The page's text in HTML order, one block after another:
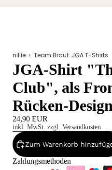
nillie › Team Braut: JGA T-Shirts
JGA-Shirt
Club", als
Rücken-Design
24,90 EUR
inkl. MwSt. zzgl. Versandkosten
Zum Warenkorb
Zahlungsmethoden